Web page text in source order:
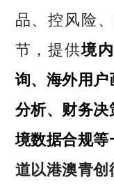
品、控风险
节，提供境
询、海外用
分析、财务
境数据合规等
道以港澳青